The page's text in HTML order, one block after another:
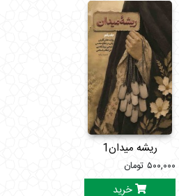
ریشه میدان1
۵۰۰,۰۰۰ تومان
خرید